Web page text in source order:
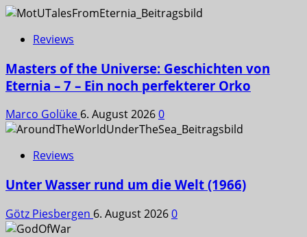
Reviews
Masters of the Universe: Geschichten von
Eternia – 7 – Ein noch perfekterer Orko
Marco Golüke 6. August 20260
Reviews
Unter Wasser rund um die Welt (1966)
Götz Piesbergen 6. August 20260